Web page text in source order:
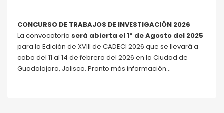
CONCURSO DE TRABAJOS DE INVESTIGACIÓN 2026
La convocatoria será abierta el 1º de Agosto del 2025
para la Edición de XVIII de CADECI 2026 que se llevará a
cabo del 11 al 14 de febrero del 2026 en la Ciudad de
Guadalajara, Jalisco. Pronto más información…